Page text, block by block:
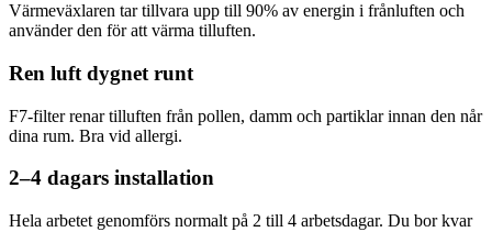
Värmeväxlaren tar tillvara upp till 90% av energin i frånluften och
använder den för att värma tilluften.
Ren luft dygnet runt
F7-filter renar tilluften från pollen, damm och partiklar innan den når
dina rum. Bra vid allergi.
2–4 dagars installation
Hela arbetet genomförs normalt på 2 till 4 arbetsdagar. Du bor kvar